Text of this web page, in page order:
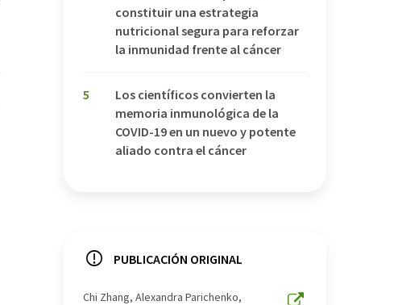
constituir una estrategia
nutricional segura para reforzar
la inmunidad frente al cáncer
5
Los científicos convierten la
memoria inmunológica de la
COVID-19 en un nuevo y potente
aliado contra el cáncer
PUBLICACIÓN ORIGINAL
Chi Zhang, Alexandra Parichenko,